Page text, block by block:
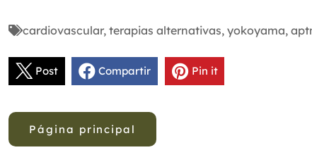
cardiovascular, terapias alternativas, yokoyama,
Post Compartir Pin it
Página principal